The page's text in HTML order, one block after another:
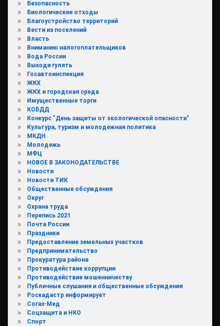
Безопасность
Биологические отходы
Благоустройство территорий
Вести из поселений
Власть
Вниманию налогоплательщиков
Вода России
Выходи гулять
Госавтоинспекция
ЖКХ
ЖКХ и городская среда
Имущественные торги
КОБДД
Конкурс "День защиты от экологической опасности"
Культура, туризм и молодежная политика
МКДН
Молодежь
МФЦ
НОВОЕ В ЗАКОНОДАТЕЛЬСТВЕ
Новости
Новости ТИК
Общественные обсуждения
Округ
Охрана труда
Перепись 2021
Почта России
Праздники
Предоставление земельных участков
Предпринимательство
Прокуратура района
Противодействие коррупции
Противодействие мошенничеству
Публичные слушания и общественные обсуждения
Роскадастр информирует
Согаз-Мед
Соцзащита и НКО
Спорт